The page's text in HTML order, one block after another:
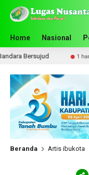
Home Nasional
Bersujud 1 hari
Beranda Artis ibukota